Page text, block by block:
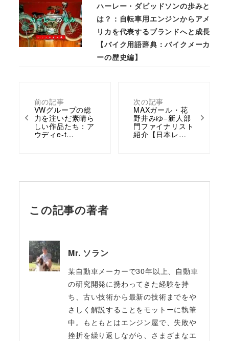
前の記事
VWグループの総
力を注いだ素晴ら
しい作品たち：ア
ウディe-t…
次の記事
MAXガール・花
野井みゆ−新人部
門ファイナリスト
紹介【日本レ…
ハーレー・ダビッドソンの歩みと
は？：自転車用エンジンからアメ
リカを代表するブランドへと成長
【バイク用語辞典：バイクメーカ
ーの歴史編】
この記事の著者
Mr. ソラン
某自動車メーカーで30年以上、自動車
の研究開発に携わってきた経験を持
ち、古い技術から最新の技術までをや
さしく解説することをモットーに執筆
中。もともとはエンジン屋で、失敗や
挫折を繰り返しながら、さまざまなエ